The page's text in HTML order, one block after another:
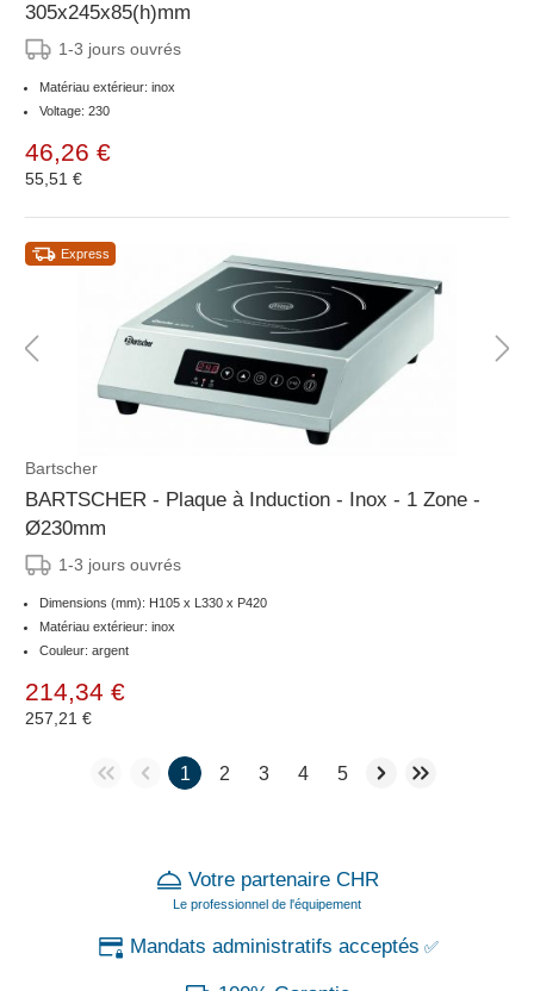
305x245x85(h)mm
1-3 jours ouvrés
Matériau extérieur: inox
Voltage: 230
46,26 €
55,51 €
Express
Bartscher
BARTSCHER - Plaque à Induction - Inox - 1 Zone -
Ø230mm
1-3 jours ouvrés
Dimensions (mm): H105 x L330 x P420
Matériau extérieur: inox
Couleur: argent
214,34 €
257,21 €
1 2 3 4 5
Votre partenaire CHR
Le professionnel de l'équipement
Mandats administratifs acceptés ✅